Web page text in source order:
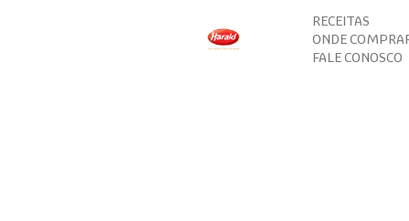
RECEITAS
ONDE
FALE CONOSCO